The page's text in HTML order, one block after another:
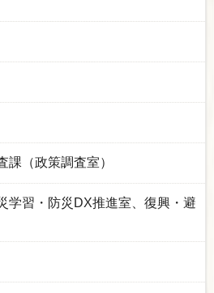
（政策調査室）
学習・防災DX推進室、復興・避